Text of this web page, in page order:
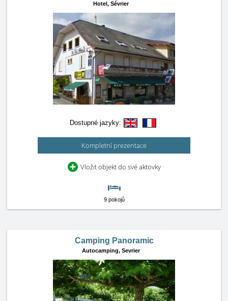
Hotel, Sévrier
Dostupné jazyky:
Kompletní prezentace
Vložit objekt do své aktovky
9 pokojů
Camping Panoramic
Autocamping, Sevrier